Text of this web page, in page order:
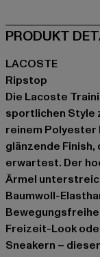
PRODUKT
LACOSTE
Ripstop
Die Lacoste
sportlichen Style
reinem Polyester
glänzende
erwartest. Der
Ärmel
Baumwoll-
Freizeit-Look
Sneakern –